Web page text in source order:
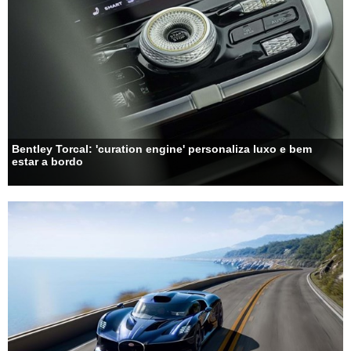
Bentley Torcal: 'curation engine' personaliza luxo e bem
estar a bordo